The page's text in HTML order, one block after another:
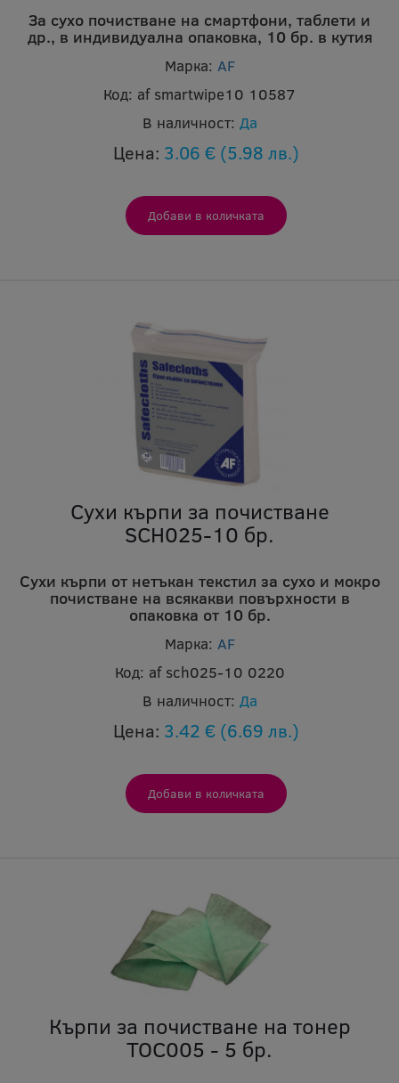
За сухо почистване на смартфони, таблети и
др., в индивидуална опаковка, 10 бр. в кутия
Марка: AF
Код: af smartwipe10 10587
В наличност: Да
Цена: 3.06 € (5.98 лв.)
Сухи кърпи за почистване
SCH025-10 бр.
Сухи кърпи от нетъкан текстил за сухо и мокро
почистване на всякакви повърхности в
опаковка от 10 бр.
Марка: AF
Код: af sch025-10 0220
В наличност: Да
Цена: 3.42 € (6.69 лв.)
Кърпи за почистване на тонер
TOC005 - 5 бр.